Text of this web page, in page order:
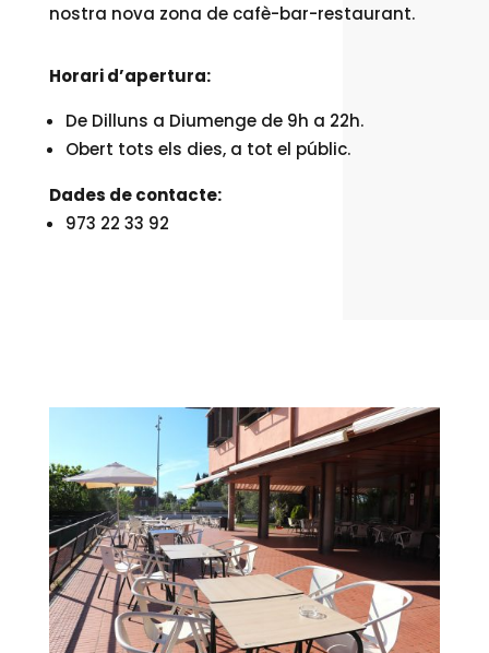
nostra nova zona de cafè-bar-restaurant.
Horari d’apertura:
De Dilluns a Diumenge de 9h a 22h.
Obert tots els dies, a tot el públic.
Dades de contacte:
973 22 33 92